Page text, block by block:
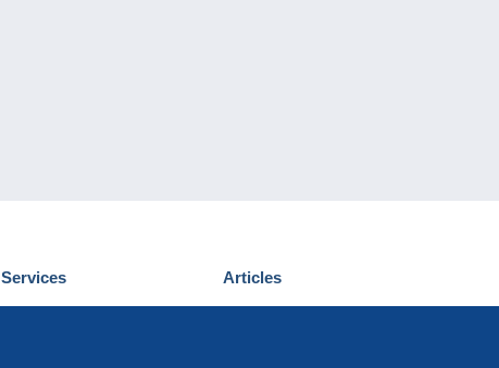
Services
Découvrir Delcampe
Articles